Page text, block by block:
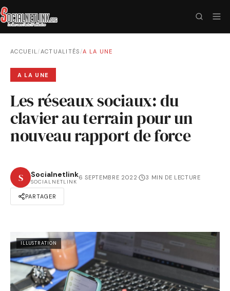
ACCUEIL/ACTUALITÉS /A LA UNE
A LA UNE
Les réseaux sociaux: du
clavier au terrain pour un
nouveau rapport de force
S Socialnetlink
SOCIALNETLINK
6 SEPTEMBRE 2022· 3 MIN DE LECTURE
PARTAGER
ILLUSTRATION